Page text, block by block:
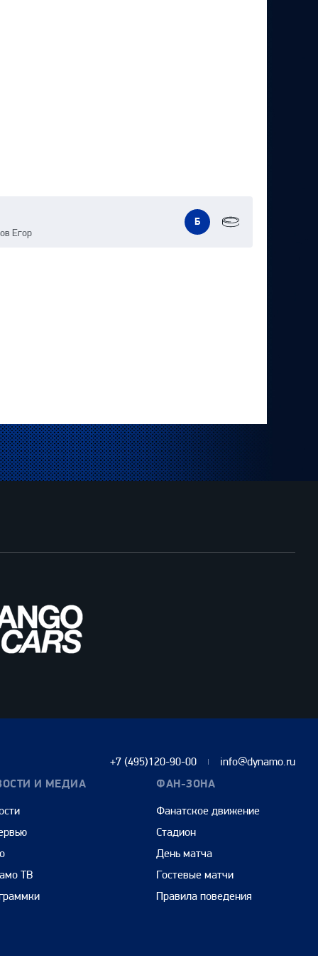
Егор
Б
+7 (495)120-90-00 info@dynamo.ru
И МЕДИА
ТВ
ФАН-ЗОНА
Фанатское движение
Стадион
День матча
Гостевые матчи
Правила поведения